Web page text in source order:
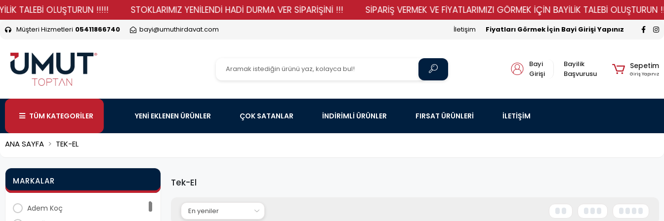
OLUŞTURUN !!!!! STOKLARIMIZ YENİLENDİ HADİ DURMA VER SİPARİŞİNİ !!! SİPARİŞ VERMEK VE FİYATLARIMIZI GÖRMEK İÇİN BAYİLİK TALEBİ OLUŞTURUN !!!!!
Müşteri Hizmetleri 05411866740 bayi@umuthirdavat.com Fiyatları Görmek İçin Bayi Girişi Yapınız
İletişim
Bayi
Girişi
Bayilik
Başvurusu
Sepetim
Giriş Yapınız
TÜM KATEGORİLER YENİ EKLENEN ÜRÜNLER ÇOK SATANLAR İNDİRİMLİ ÜRÜNLER FIRSAT ÜRÜNLERİ İLETİŞİM
ANA SAYFA TEK-EL
MARKALAR
Adem Koç
Tek-El